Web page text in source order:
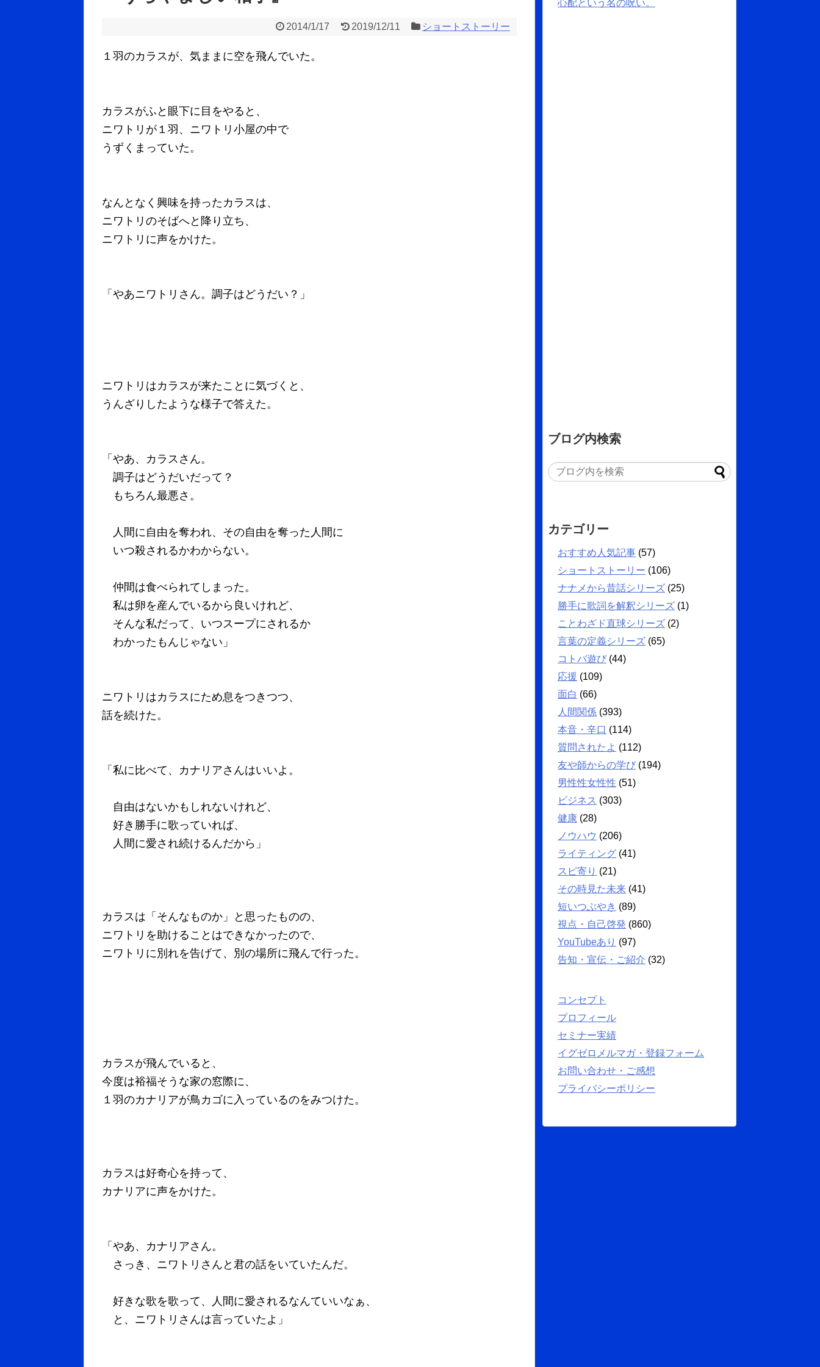
2014/1/17 2019/12/11 ショートストーリー
１羽のカラスが、気ままに空を飛んでいた。
カラスがふと眼下に目をやると、
ニワトリが１羽、ニワトリ小屋の中で
うずくまっていた。
なんとなく興味を持ったカラスは、
ニワトリのそばへと降り立ち、
ニワトリに声をかけた。
「やあニワトリさん。調子はどうだい？」
ニワトリはカラスが来たことに気づくと、
うんざりしたような様子で答えた。
「やあ、カラスさん。
調子はどうだいだって？
もちろん最悪さ。
人間に自由を奪われ、その自由を奪った人間に
いつ殺されるかわからない。
仲間は食べられてしまった。
私は卵を産んでいるから良いけれど、
そんな私だって、いつスープにされるか
わかったもんじゃない」
ニワトリはカラスにため息をつきつつ、
話を続けた。
「私に比べて、カナリアさんはいいよ。
自由はないかもしれないけれど、
好き勝手に歌っていれば、
人間に愛され続けるんだから」
カラスは「そんなものか」と思ったものの、
ニワトリを助けることはできなかったので、
ニワトリに別れを告げて、別の場所に飛んで行った。
カラスが飛んでいると、
今度は裕福そうな家の窓際に、
１羽のカナリアが鳥カゴに入っているのをみつけた。
カラスは好奇心を持って、
カナリアに声をかけた。
「やあ、カナリアさん。
さっき、ニワトリさんと君の話をいていたんだ。
好きな歌を歌って、人間に愛されるなんていいなぁ、
と、ニワトリさんは言っていたよ」
心配という名の呪い。
ブログ内検索
カテゴリー
おすすめ人気記事 (57)
ショートストーリー (106)
ナナメから昔話シリーズ (25)
勝手に歌詞を解釈シリーズ (1)
ことわざド直球シリーズ (2)
言葉の定義シリーズ (65)
コトバ遊び (44)
応援 (109)
面白 (66)
人間関係 (393)
本音・辛口 (114)
質問されたよ (112)
友や師からの学び (194)
男性性女性性 (51)
ビジネス (303)
健康 (28)
ノウハウ (206)
ライティング (41)
スピ寄り (21)
その時見た未来 (41)
短いつぶやき (89)
視点・自己啓発 (860)
YouTubeあり (97)
告知・宣伝・ご紹介 (32)
コンセプト
プロフィール
セミナー実績
イグゼロメルマガ・登録フォーム
お問い合わせ・ご感想
プライバシーポリシー